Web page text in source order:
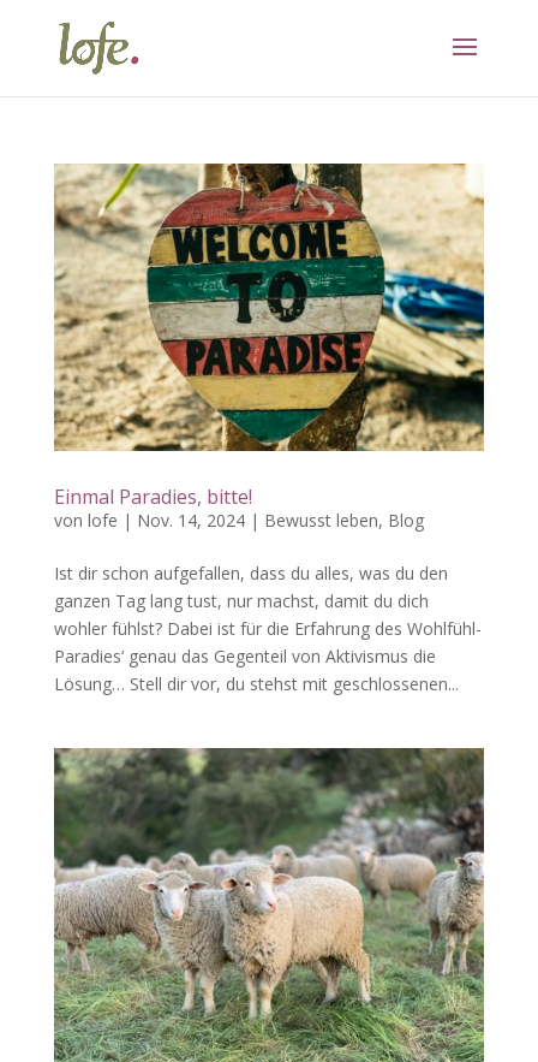
Einmal Paradies, bitte!
von lofe | Nov. 14, 2024| Bewusst leben, Blog
Ist dir schon aufgefallen, dass du alles, was du den
ganzen Tag lang tust, nur machst, damit du dich
wohler fühlst? Dabei ist für die Erfahrung des Wohlfühl-
Paradies‘ genau das Gegenteil von Aktivismus die
Lösung… Stell dir vor, du stehst mit geschlossenen...